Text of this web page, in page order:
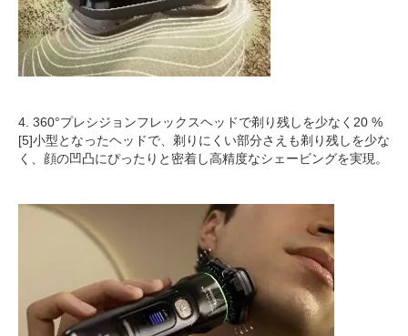
4. 360°プレシジョンフレックスヘッドで剃り残しを少なく20 %
[5]小型となったヘッドで、剃りにくい部分さえも剃り残しを少な
く、顔の凹凸にぴったりと密着し高精度なシェービングを実現。